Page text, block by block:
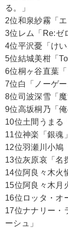
る。」
2位和泉紗霧「エ
3位レム「Re:ゼ
4位平沢憂「けい
5位結城美柑「To
6位桐ヶ谷直葉
7位白「ノーゲー
8位司波深雪「魔
9位高坂桐乃「
10位土間うまる
11位神楽「銀魂」
12位羽瀬川小鳩
13位灰原哀「名
14位阿良々木火
15位阿良々木月
16位ロッタ・オ
17位ナナリー・
ーシュ」